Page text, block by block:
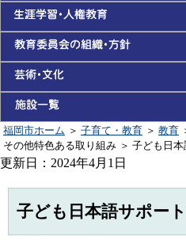
福岡市ホーム ＞ 子育て・教育 ＞ 教育
その他特色ある取り組み ＞ 子ども日本
更新日：2024年4月1日
子ども日本語サポー